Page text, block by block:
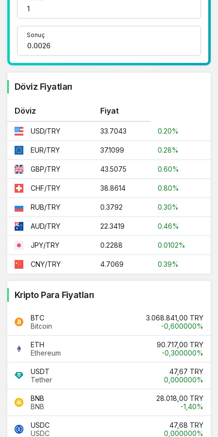
adrestesiniz..
1 Dolar Kaç TL ?
1 Euro Kaç TL ?
1 Euro Kaç TL ?
1 CHF Kaç TL ?
1 CNY Kaç TL ?
Sonuç
Döviz Fiyatları
Döviz Fiyat
USD/TRY 33.7043 0.20%
EUR/TRY 37.1099 0.28%
GBP/TRY 43.5075 0.60%
CHF/TRY 38.8614 0.80%
RUB/TRY 0.3792 0.30%
AUD/TRY 22.3419 0.46%
JPY/TRY 0.2288 0.0102%
CNY/TRY 4.7069 0.39%
Kripto Para Fiyatları
BTC
Bitcoin
3.068.841,00 TRY
-0,600000%
ETH
Ethereum
90.717,00 TRY
-0,300000%
USDT
Tether
47,67 TRY
0,000000%
BNB
BNB
28.018,00 TRY
-1,40%
USDC
USDC
47,68 TRY
0,000000%